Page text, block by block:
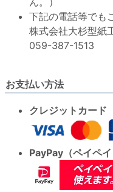
下記の電話等でも
株式会社大杉型
059-387-1513
お支払い方法
クレジットカード
PayPay（ペイペイ